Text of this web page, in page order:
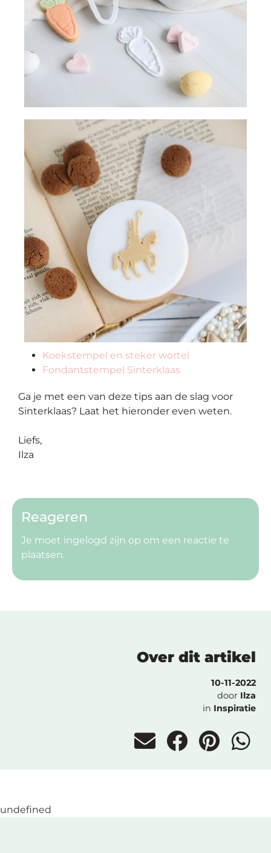
Koekstempel en steker wortel
Fondantstempel Sinterklaas
Ga je met een van deze tips aan de slag voor
Sinterklaas? Laat het hieronder even weten.
Liefs,
Ilza
Reageren
Je moet ingelogd zijn op om een reactie te
plaatsen.
Over dit artikel
10-11-2022
door Ilza
in Inspiratie
undefined